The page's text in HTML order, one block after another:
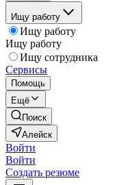
Ищу работу
Ищу работу
Ищу работу
Ищу сотрудника
Сервисы
Помощь
Ещё
Поиск
Алейск
Войти
Войти
Создать резюме